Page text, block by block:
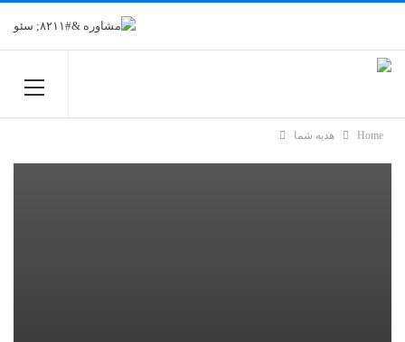
Home هدیه شما